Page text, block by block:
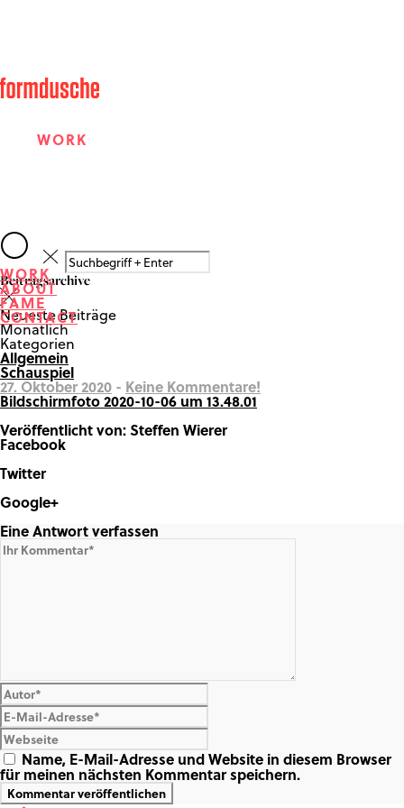
WORK
FAME
CONTACT
WORK
ABOUT
FAME
CONTACT
Beitragsarchive
Neueste Beiträge
Monatlich
Kategorien
Allgemein
Schauspiel
27. Oktober 2020 - Keine Kommentare!
Bildschirmfoto 2020-10-06 um 13.48.01
Veröffentlicht von: Steffen Wierer
Facebook
Twitter
Google+
Share on Google+
Eine Antwort verfassen
Name, E-Mail-Adresse und Website in diesem Browser
für meinen nächsten Kommentar speichern.